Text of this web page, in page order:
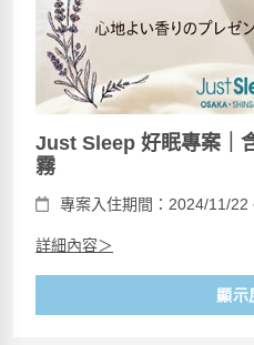
Just Sleep 好眠專案｜
霧
專案入住期間：2024/11/22
詳細內容＞
顯示